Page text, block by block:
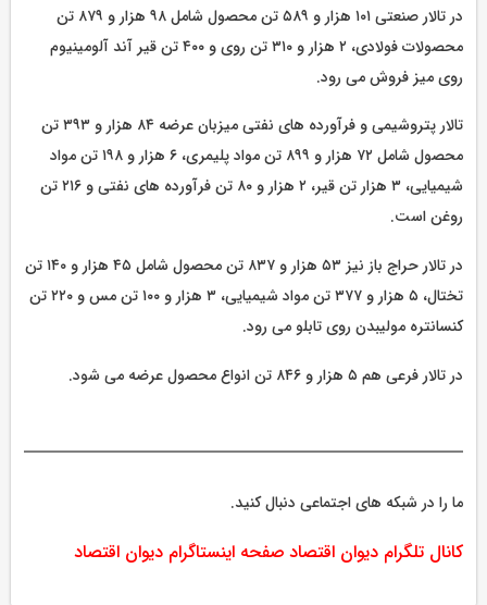
در تالار صنعتی ۱۰۱ هزار و ۵۸۹ تن محصول شامل ۹۸ هزار و ۸۷۹ تن
محصولات فولادی، ۲ هزار و ۳۱۰ تن روی و ۴۰۰ تن قیر آند آلومینیوم
روی میز فروش می رود.
تالار پتروشیمی و فرآورده های نفتی میزبان عرضه ۸۴ هزار و ۳۹۳ تن
محصول شامل ۷۲ هزار و ۸۹۹ تن مواد پلیمری، ۶ هزار و ۱۹۸ تن مواد
شیمیایی، ۳ هزار تن قیر، ۲ هزار و ۸۰ تن فرآورده های نفتی و ۲۱۶ تن
روغن است.
در تالار حراج باز نیز ۵۳ هزار و ۸۳۷ تن محصول شامل ۴۵ هزار و ۱۴۰ تن
تختال، ۵ هزار و ۳۷۷ تن مواد شیمیایی، ۳ هزار و ۱۰۰ تن مس و ۲۲۰ تن
کنسانتره مولیبدن روی تابلو می رود.
در تالار فرعی هم ۵ هزار و ۸۴۶ تن انواع محصول عرضه می شود.
ما را در شبکه های اجتماعی دنبال کنید.
کانال تلگرام دیوان اقتصاد صفحه اینستاگرام دیوان اقتصاد